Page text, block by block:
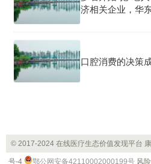
济相关企业，华
口腔消费的决策
© 2017-2024 在线医疗生态价值发现平台
号-4 鄂公网安备42110002000199号 风